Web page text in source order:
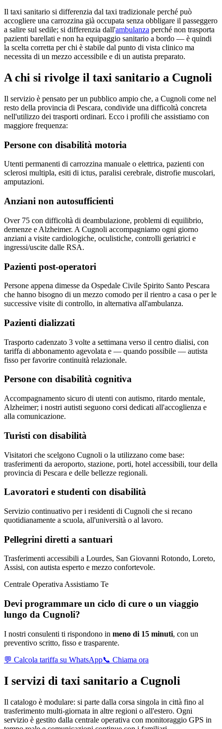
Il taxi sanitario si differenzia dal taxi tradizionale perché può
accogliere una carrozzina già occupata senza obbligare il passeggero
a salire sul sedile; si differenzia dall'ambulanza perché non trasporta
pazienti barellati e non ha equipaggio sanitario a bordo — è quindi
la scelta corretta per chi è stabile dal punto di vista clinico ma
necessita di un mezzo accessibile e di un autista preparato.
A chi si rivolge il taxi sanitario a Cugnoli
Il servizio è pensato per un pubblico ampio che, a Cugnoli come nel
resto della provincia di Pescara, condivide una difficoltà concreta
nell'utilizzo dei trasporti ordinari. Ecco i profili che assistiamo con
maggiore frequenza:
Persone con disabilità motoria
Utenti permanenti di carrozzina manuale o elettrica, pazienti con
sclerosi multipla, esiti di ictus, paralisi cerebrale, distrofie muscolari,
amputazioni.
Anziani non autosufficienti
Over 75 con difficoltà di deambulazione, problemi di equilibrio,
demenze e Alzheimer. A Cugnoli accompagniamo ogni giorno
anziani a visite cardiologiche, oculistiche, controlli geriatrici e
ingressi/uscite dalle RSA.
Pazienti post-operatori
Persone appena dimesse da Ospedale Civile Spirito Santo Pescara
che hanno bisogno di un mezzo comodo per il rientro a casa o per le
successive visite di controllo, in alternativa all'ambulanza.
Pazienti dializzati
Trasporto cadenzato 3 volte a settimana verso il centro dialisi, con
tariffa di abbonamento agevolata e — quando possibile — autista
fisso per favorire continuità relazionale.
Persone con disabilità cognitiva
Accompagnamento sicuro di utenti con autismo, ritardo mentale,
Alzheimer; i nostri autisti seguono corsi dedicati all'accoglienza e
alla comunicazione.
Turisti con disabilità
Visitatori che scelgono Cugnoli o la utilizzano come base:
trasferimenti da aeroporto, stazione, porti, hotel accessibili, tour della
provincia di Pescara e delle bellezze regionali.
Lavoratori e studenti con disabilità
Servizio continuativo per i residenti di Cugnoli che si recano
quotidianamente a scuola, all'università o al lavoro.
Pellegrini diretti a santuari
Trasferimenti accessibili a Lourdes, San Giovanni Rotondo, Loreto,
Assisi, con autista esperto e mezzo confortevole.
Centrale Operativa Assistiamo Te
Devi programmare un ciclo di cure o un viaggio
lungo da Cugnoli?
I nostri consulenti ti rispondono in meno di 15 minuti, con un
preventivo scritto, fisso e trasparente.
💬 Calcola tariffa su WhatsApp📞 Chiama ora
I servizi di taxi sanitario a Cugnoli
Il catalogo è modulare: si parte dalla corsa singola in città fino al
trasferimento multi-giornata in altre regioni o all'estero. Ogni
servizio è gestito dalla centrale operativa con monitoraggio GPS in